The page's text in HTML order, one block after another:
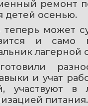
ремонт
детей осенью.
может
и само
и учат
участвуют в
питания.